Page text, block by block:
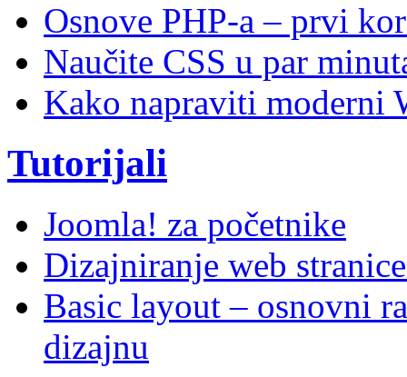
Osnove PHP-a – prvi
Naučite CSS u par
Kako napraviti moderni
Tutorijali
Joomla! za početnike
Dizajniranje web
Basic layout – osnovni
dizajnu